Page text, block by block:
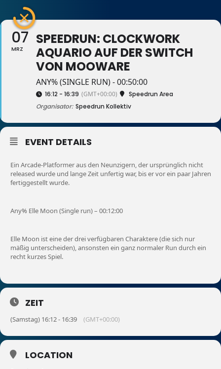
07
MRZ
SPEEDRUN: CLOCKWORK
AQUARIO AUF DER SWITCH
VON MOOWARE
ANY% (SINGLE RUN) - 00:50:00
16:12 - 16:39 (GMT+00:00)
Speedrun Area
Organisator: Speedrun Kollektiv
EVENT DETAILS
Ein Arcade-Platformer aus den Neunzigern, der ursprünglich nicht
released wurde und lange Zeit unfertig war, bis er vor ein paar Jahren
fertiggestellt wurde.
Any% Elle Moon (Single run) – 00:12:00
Elle Moon ist eine der drei verfügbaren Charaktere (die sich nur
mäßig unterscheiden), ansonsten ein ganz normaler Run durch ein
recht kurzes Spiel.
ZEIT
(Samstag) 16:12 - 16:39 (GMT+00:00)
LOCATION